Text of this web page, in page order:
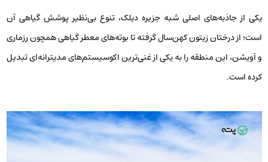
یکی از جاذبه‌های اصلی شبه جزیره دیلک، تنوع بی‌نظیر پوشش گیاهی آن
است؛ از درختان زیتون کهن‌سال گرفته تا بوته‌های معطر گیاهی همچون رزماری
و آویشن، این منطقه را به یکی از غنی‌ترین اکوسیستم‌های مدیترانه‌ای تبدیل
کرده است.